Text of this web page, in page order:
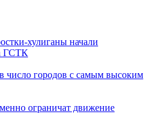
хулиганы начали
ГСТК
число городов с самым высоким
ограничат движение